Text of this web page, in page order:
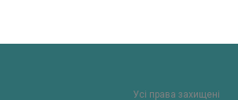
Усі права захищені